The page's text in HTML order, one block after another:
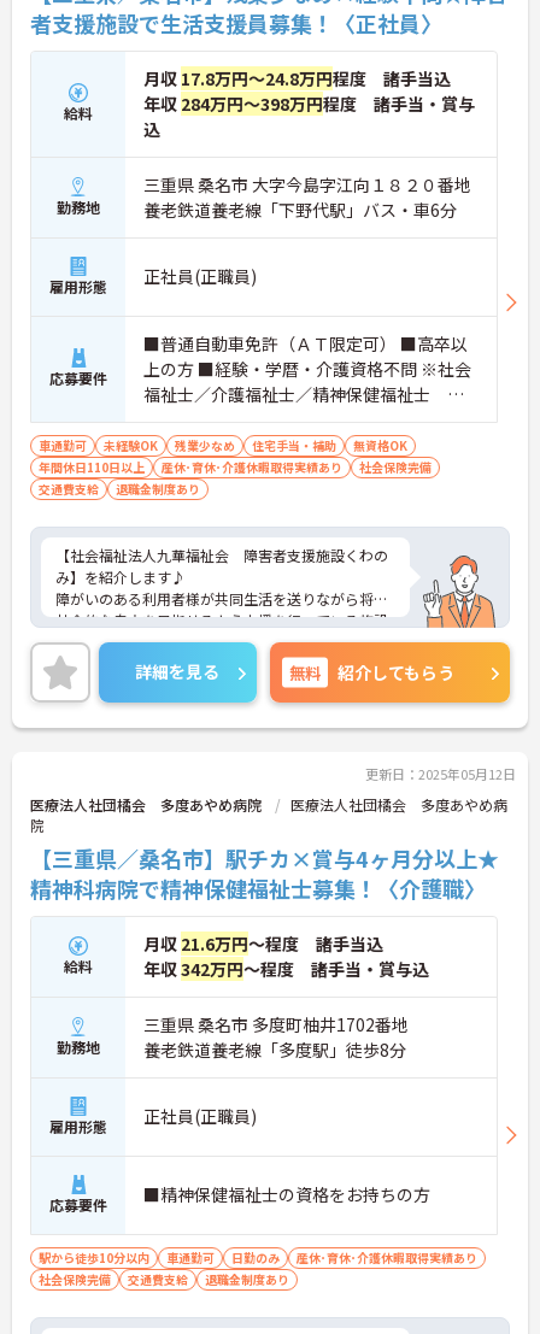
者支援施設で生活支援員募集！〈正社員〉
給料
月収 17.8万円～24.8万円程度 諸手当込
年収 284万円～398万円程度 諸手当・賞与
込
勤務地
三重県 桑名市 大字今島字江向１８２０番地
養老鉄道養老線「下野代駅」バス・車6分
雇用形態 正社員(正職員)
応募要件
■普通自動車免許（ＡＴ限定可） ■高卒以
上の方 ■経験・学暦・介護資格不問 ※社会
福祉士／介護福祉士／精神保健福祉士 い
ずれかの資格がある方賃金優遇
車通勤可 未経験OK 残業少なめ 住宅手当・補助
無資格OK
年間休日110日以上
産休･育休･介護休暇取得実績あり
社会保険完備
交通費支給
退職金制度あり
【社会福祉法人九華福祉会 障害者支援施設くわの
み】を紹介します♪
障がいのある利用者様が共同生活を送りながら将来
社会的な自立を目指せるよう支援を行っている施設
です。就労支援などの活動の他に地域の皆様との交
流や余暇活動も大切にしています。当施設での出会
い、関わり合いの中で自然と笑顔が増えていく、そ
んな環境を目指しています◎
生活支援員としてサポートをお願いします
資格の有無は問いません！未経験の方も歓迎してい
ます♪あなたも「生活支援員」として、利用者様に
寄り添い温かなサポートをお願いします◎
障がい者支援に興味がある
そんな方はぜひこの機会にチャレンジしてください
ね
詳細を見る 無料 紹介してもらう
更新日：2025年05月12日
医療法人社団橘会 多度あやめ病院
医療法人社団橘会 多度あやめ病
院
【三重県／桑名市】駅チカ×賞与4ヶ月分以上★
精神科病院で精神保健福祉士募集！〈介護職〉
給料
月収 21.6万円～程度 諸手当込
年収342万円～程度 諸手当・賞与込
勤務地
三重県 桑名市 多度町柚井1702番地
養老鉄道養老線「多度駅」徒歩8分
雇用形態 正社員(正職員)
応募要件 ■精神保健福祉士の資格をお持ちの方
駅から徒歩10分以内 車通勤可 日勤のみ
産休･育休･介護休暇取得実績あり
社会保険完備
交通費支給 退職金制度あり